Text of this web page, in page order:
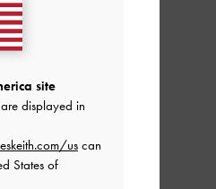
かった
site
displayed in
uscan
States of